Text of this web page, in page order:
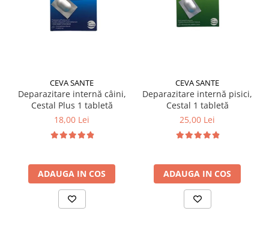
CEVA SANTE
Deparazitare internă câini,
Cestal Plus 1 tabletă
18,00 Lei
ADAUGA IN COS
CEVA SANTE
Deparazitare internă pisici,
Cestal 1 tabletă
25,00 Lei
ADAUGA IN COS